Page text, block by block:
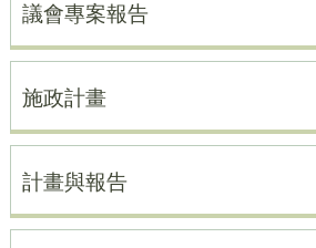
議會專案報告
施政計畫
計畫與報告